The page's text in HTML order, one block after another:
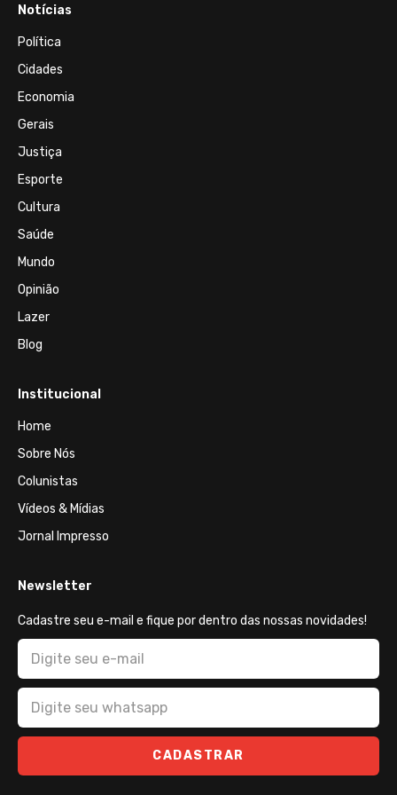
Notícias
Política
Cidades
Economia
Gerais
Justiça
Esporte
Cultura
Saúde
Mundo
Opinião
Lazer
Blog
Institucional
Home
Sobre Nós
Colunistas
Vídeos & Mídias
Jornal Impresso
Newsletter
Cadastre seu e-mail e fique por dentro das nossas novidades!
CADASTRAR